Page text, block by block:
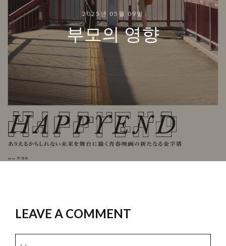
2025년 05월 09일
부모의 영향
LEAVE A COMMENT